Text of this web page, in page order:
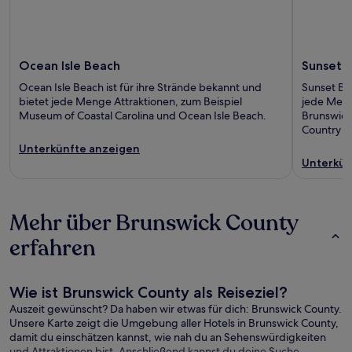
Ocean Isle Beach
Ocean Isle Beach ist für ihre Strände bekannt und
bietet jede Menge Attraktionen, zum Beispiel
Museum of Coastal Carolina und Ocean Isle Beach.
Unterkünfte anzeigen
Sunset
Sunset
jede
Country
Mehr über Brunswick County
erfahren
Wie ist Brunswick County als Reiseziel?
Auszeit gewünscht? Da haben wir etwas für dich: Brunswick County.
Unsere Karte zeigt die Umgebung aller Hotels in Brunswick County,
damit du einschätzen kannst, wie nah du an Sehenswürdigkeiten